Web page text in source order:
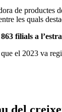
de productes
les quals
863 filials a
el 2023 va
del